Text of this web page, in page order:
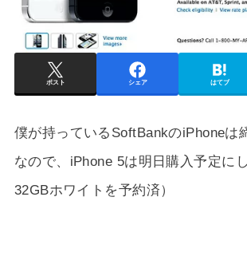
ポスト シェア はてブ
僕が持っているSoftBankのiPhoneは
なので、iPhone 5は明日購入予定に
32GBホワイトを予約済）